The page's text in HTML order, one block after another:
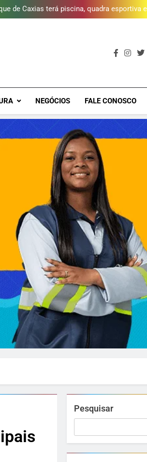
meio a
atinge Escola Fábrica dos Atores,
mobiliza
Criativo abre inscrições para Escola
de Caxias terá piscina, quadra esportiva
mobiliza
Criativo abre inscrições para Escola
NEGÓCIOS FALE CONOSCO
Pesquisar